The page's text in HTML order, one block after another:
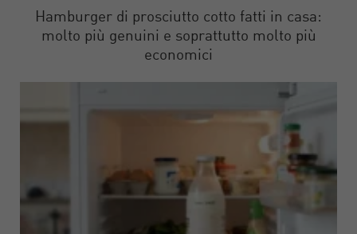
Hamburger di prosciutto cotto fatti in casa:
molto più genuini e soprattutto molto più
economici